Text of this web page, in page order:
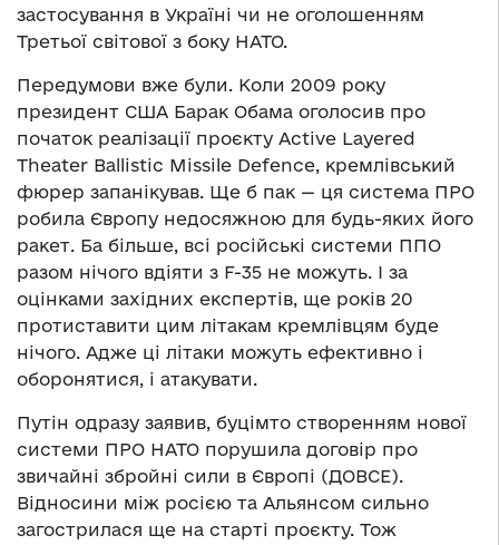
застосування в Україні чи не оголошенням
Третьої світової з боку НАТО.
Передумови вже були. Коли 2009 року
президент США Барак Обама оголосив про
початок реалізації проєкту Active Layered
Theater Ballistic Missile Defence, кремлівський
фюрер запанікував. Ще б пак — ця система ПРО
робила Європу недосяжною для будь-яких його
ракет. Ба більше, всі російські системи ППО
разом нічого вдіяти з F-35 не можуть. І за
оцінками західних експертів, ще років 20
протиставити цим літакам кремлівцям буде
нічого. Адже ці літаки можуть ефективно і
оборонятися, і атакувати.
Путін одразу заявив, буцімто створенням нової
системи ПРО НАТО порушила договір про
звичайні збройні сили в Європі (ДОВСЕ).
Відносини між росією та Альянсом сильно
загострилася ще на старті проєкту. Тож